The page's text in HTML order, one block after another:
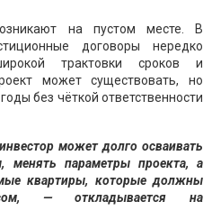
на пустом месте. В
договоры нередко
трактовки сроков и
может существовать, но
без чёткой ответственности
инвестор может долго осваивать
менять параметры проекта, а
квартиры, которые должны
— откладывается на